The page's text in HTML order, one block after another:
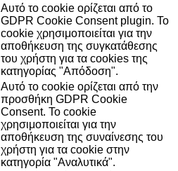
Αυτό το cookie ορίζεται από το
GDPR Cookie Consent plugin. Το
cookie χρησιμοποιείται για την
αποθήκευση της συγκατάθεσης
του χρήστη για τα cookies της
κατηγορίας "Απόδοση".
Αυτό το cookie ορίζεται από την
προσθήκη GDPR Cookie
Consent. Το cookie
χρησιμοποιείται για την
αποθήκευση της συναίνεσης του
χρήστη για τα cookie στην
κατηγορία "Αναλυτικά".